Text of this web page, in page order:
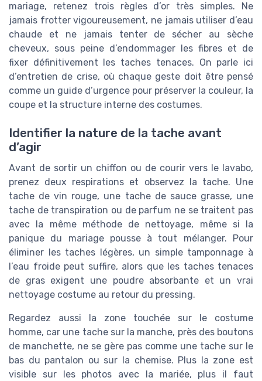
mariage, retenez trois règles d’or très simples. Ne
jamais frotter vigoureusement, ne jamais utiliser d’eau
chaude et ne jamais tenter de sécher au sèche
cheveux, sous peine d’endommager les fibres et de
fixer définitivement les taches tenaces. On parle ici
d’entretien de crise, où chaque geste doit être pensé
comme un guide d’urgence pour préserver la couleur, la
coupe et la structure interne des costumes.
Identifier la nature de la tache avant
d’agir
Avant de sortir un chiffon ou de courir vers le lavabo,
prenez deux respirations et observez la tache. Une
tache de vin rouge, une tache de sauce grasse, une
tache de transpiration ou de parfum ne se traitent pas
avec la même méthode de nettoyage, même si la
panique du mariage pousse à tout mélanger. Pour
éliminer les taches légères, un simple tamponnage à
l’eau froide peut suffire, alors que les taches tenaces
de gras exigent une poudre absorbante et un vrai
nettoyage costume au retour du pressing.
Regardez aussi la zone touchée sur le costume
homme, car une tache sur la manche, près des boutons
de manchette, ne se gère pas comme une tache sur le
bas du pantalon ou sur la chemise. Plus la zone est
visible sur les photos avec la mariée, plus il faut